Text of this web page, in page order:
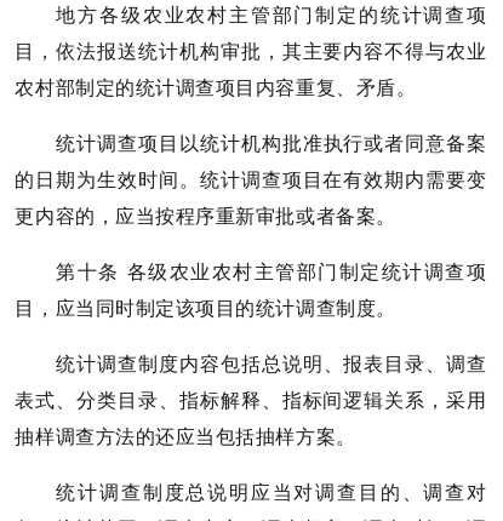
地方各级农业农村主管部门制定的统计调查项
目，依法报送统计机构审批，其主要内容不得与农业
农村部制定的统计调查项目内容重复、矛盾。
统计调查项目以统计机构批准执行或者同意备案
的日期为生效时间。统计调查项目在有效期内需要变
更内容的，应当按程序重新审批或者备案。
第十条 各级农业农村主管部门制定统计调查项
目，应当同时制定该项目的统计调查制度。
统计调查制度内容包括总说明、报表目录、调查
表式、分类目录、指标解释、指标间逻辑关系，采用
抽样调查方法的还应当包括抽样方案。
统计调查制度总说明应当对调查目的、调查对